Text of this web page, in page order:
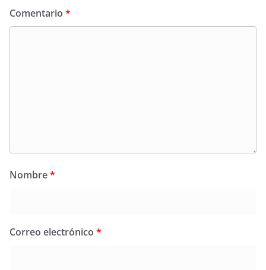
Comentario *
Nombre*
Correo electrónico *